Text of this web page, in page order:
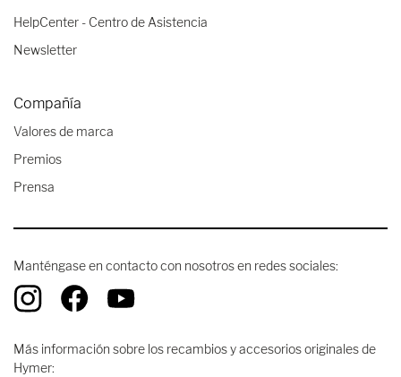
HelpCenter - Centro de Asistencia
Newsletter
Compañía
Valores de marca
Premios
Prensa
Manténgase en contacto con nosotros en redes sociales:
Más información sobre los recambios y accesorios originales de
Hymer: